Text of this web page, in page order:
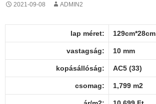
2021-09-08 ADMIN2
lap méret: 129cm*28cm
vastagság: 10 mm
kopásállóság: AC5 (33)
csomag: 1,799 m2